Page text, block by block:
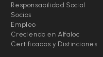
Responsabilidad Social
Socios
Empleo
Creciendo en Alfaloc
Certificados y Distinciones